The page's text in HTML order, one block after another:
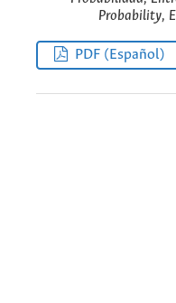
Probability,
PDF (Español)